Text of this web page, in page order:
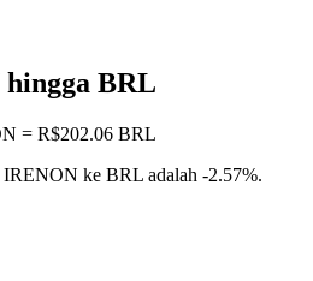
BRL
= R$202.06 BRL
ke BRL adalah -2.57%.